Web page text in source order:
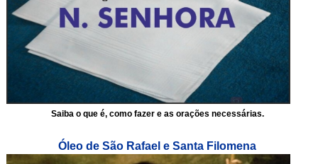
Saiba o que é, como fazer e as orações necessárias.
Óleo de São Rafael e Santa Filomena